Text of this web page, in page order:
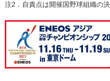
注2．自責点は開催国野球組織の決